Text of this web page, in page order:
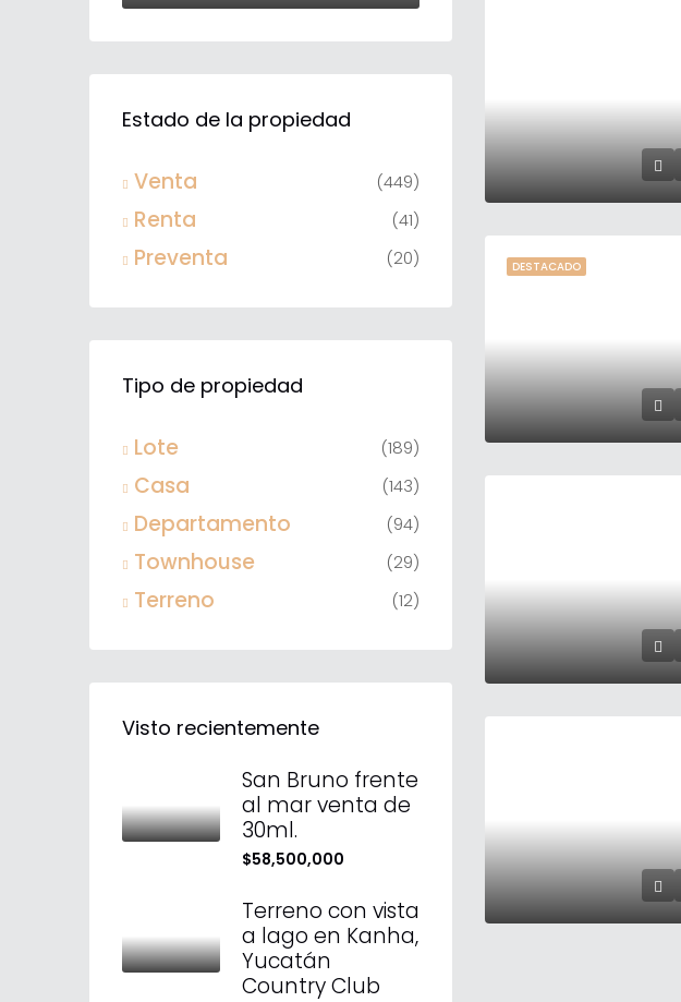
DESTACADO
Estado de la propiedad
Venta (449)
Renta (41)
Preventa (20)
Tipo de propiedad
Lote (189)
Casa (143)
Departamento (94)
Townhouse (29)
Terreno (12)
Visto recientemente
San Bruno frente
al mar venta de
30ml.
$58,500,000
Terreno con vista
a lago en Kanha,
Yucatán
Country Club